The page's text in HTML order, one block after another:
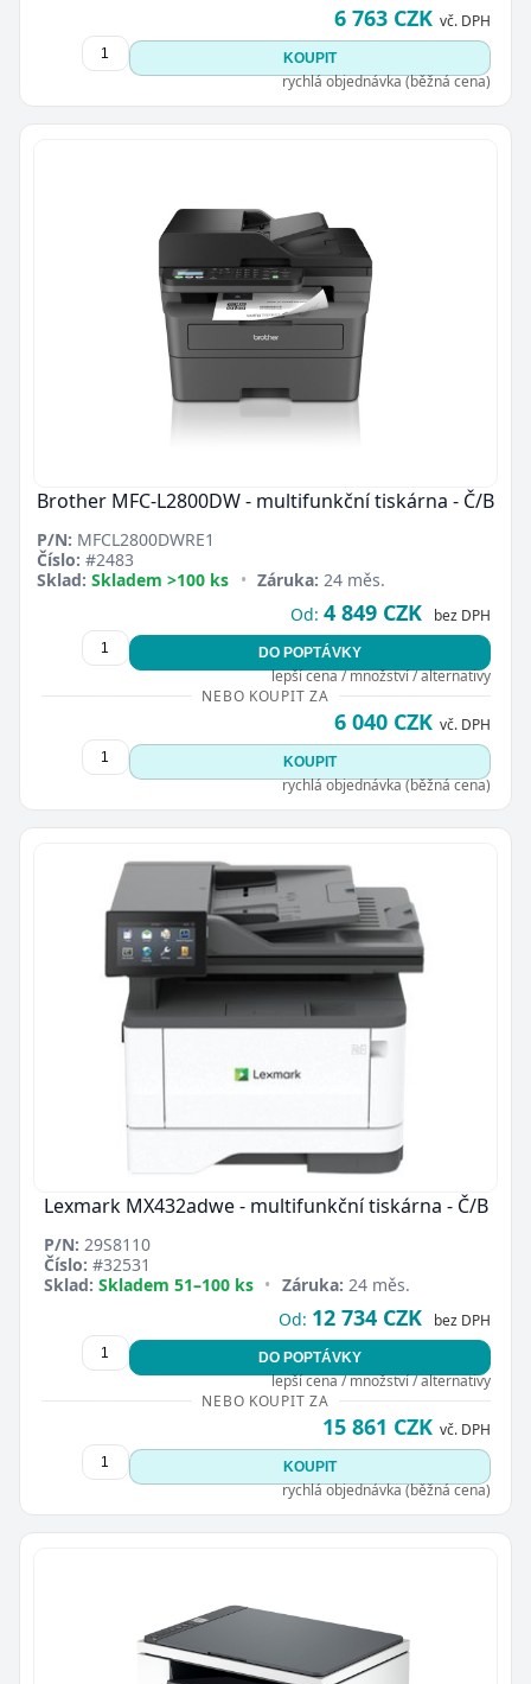
6 763 CZK vč. DPH
KOUPIT
rychlá objednávka (běžná cena)
Brother MFC-L2800DW - multifunkční tiskárna - Č/B
P/N: MFCL2800DWRE1
Číslo: #2483
Sklad: Skladem >100 ks • Záruka: 24 měs.
Od: 4 849 CZK bez DPH
DO POPTÁVKY
lepší cena / množství / alternativy
NEBO KOUPIT ZA
6 040 CZK vč. DPH
KOUPIT
rychlá objednávka (běžná cena)
Lexmark MX432adwe - multifunkční tiskárna - Č/B
P/N: 29S8110
Číslo: #32531
Sklad: Skladem 51–100 ks • Záruka: 24 měs.
Od: 12 734 CZK bez DPH
DO POPTÁVKY
lepší cena / množství / alternativy
NEBO KOUPIT ZA
15 861 CZK vč. DPH
KOUPIT
rychlá objednávka (běžná cena)